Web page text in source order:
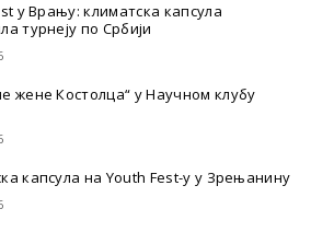
у Врању: климатска капсула
турнеју по Србији
жене Костолца“ у Научном клубу
капсула на Youth Fest-у у Зрењанину